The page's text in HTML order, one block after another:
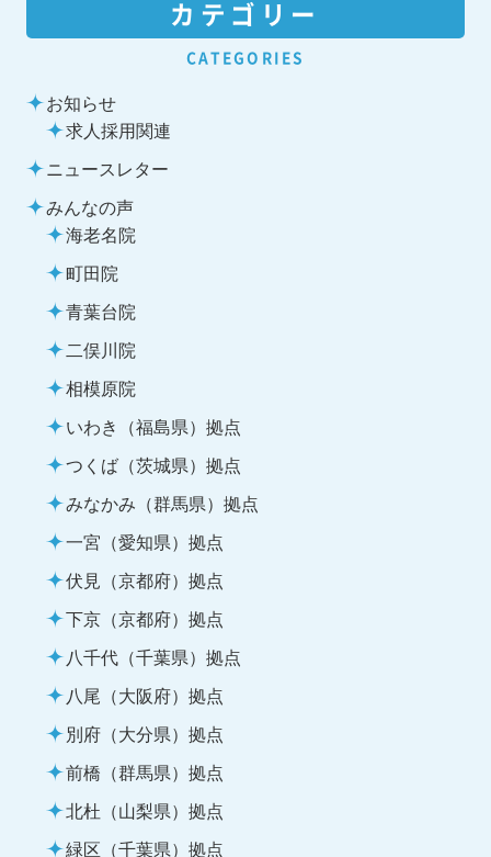
カテゴリー
CATEGORIES
お知らせ
求人採用関連
ニュースレター
みんなの声
海老名院
町田院
青葉台院
二俣川院
相模原院
いわき（福島県）拠点
つくば（茨城県）拠点
みなかみ（群馬県）拠点
一宮（愛知県）拠点
伏見（京都府）拠点
下京（京都府）拠点
八千代（千葉県）拠点
八尾（大阪府）拠点
別府（大分県）拠点
前橋（群馬県）拠点
北杜（山梨県）拠点
緑区（千葉県）拠点